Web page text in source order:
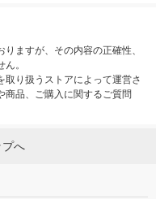
ますが、その内容の正確性、
。
り扱うストアによって運営さ
商品、ご購入に関するご質問
へ